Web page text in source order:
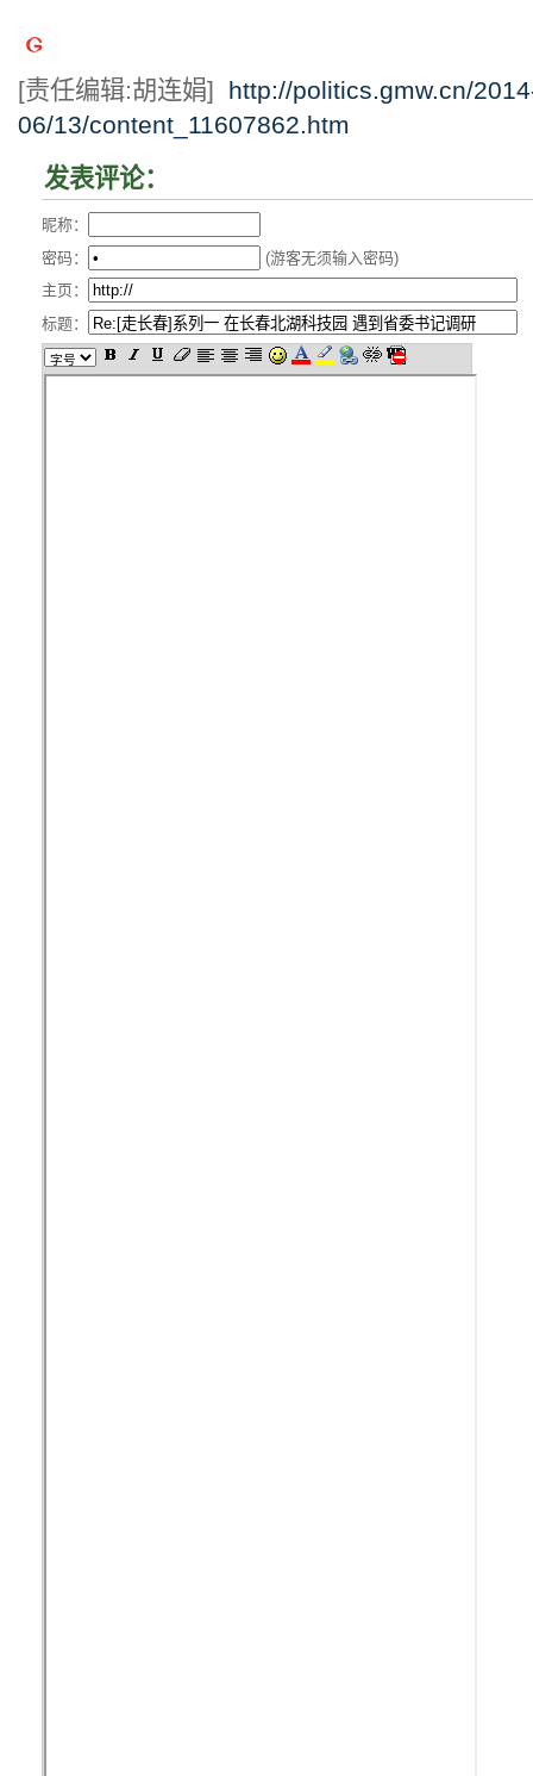
[责任编辑:胡连娟] http://politics.gmw.cn/
06/13/content_11607862.htm
发表评论：
昵称：
密码：
(游客无须输入密码)
主页：
标题：